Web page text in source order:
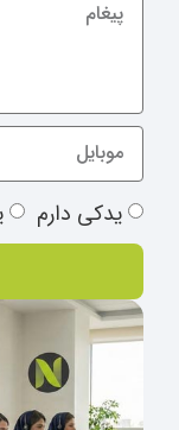
یدکی دارم